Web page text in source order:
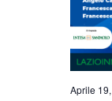
Aprile